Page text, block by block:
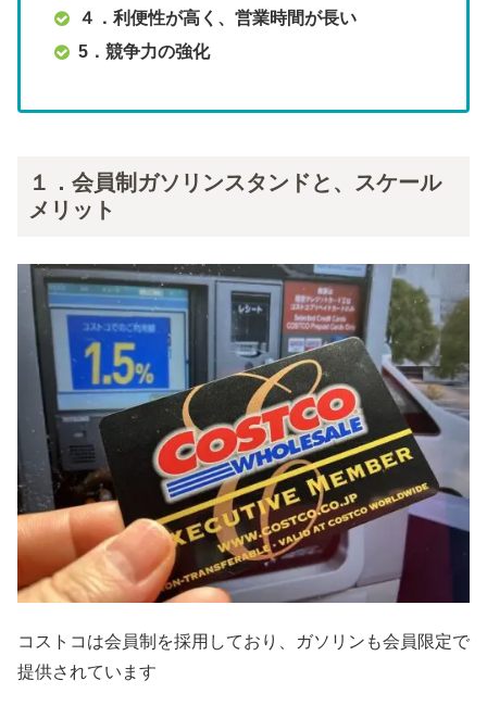
４．利便性が高く、営業時間が長い
5．競争力の強化
１．会員制ガソリンスタンドと、スケール
メリット
コストコは会員制を採用しており、ガソリンも会員限定で
提供されています